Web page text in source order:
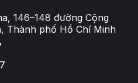
146–148 đường Cộng
Thành phố Hồ Chí Minh